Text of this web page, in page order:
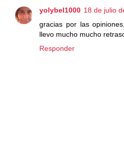
yolybel1000 18 de julio
gracias por las
llevo mucho mucho
Responder